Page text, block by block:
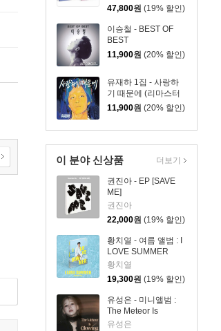
47,800원 (19% 할인)
이승철 - BEST OF
BEST
11,900원 (20% 할인)
유재하 1집 - 사랑하
기 때문에 (리마스터
링)
11,900원 (20% 할인)
이 분야 신상품
권진아 - EP [SAVE
ME]
권진아
22,000원 (19% 할인)
황치열 - 여름 앨범 : I
LOVE SUMMER
황치열
19,300원 (19% 할인)
유성은 - 미니앨범 :
The Meteor Is
Glowing
유성은
더보기